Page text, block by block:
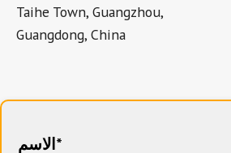
Taihe Town, Guangzhou,
Guangdong, China
الاسم*